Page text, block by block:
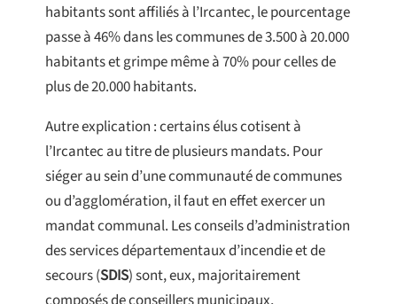
habitants sont affiliés à l’Ircantec, le pourcentage
passe à 46% dans les communes de 3.500 à 20.000
habitants et grimpe même à 70% pour celles de
plus de 20.000 habitants.
Autre explication : certains élus cotisent à
l’Ircantec au titre de plusieurs mandats. Pour
siéger au sein d’une communauté de communes
ou d’agglomération, il faut en effet exercer un
mandat communal. Les conseils d’administration
des services départementaux d’incendie et de
secours (SDIS) sont, eux, majoritairement